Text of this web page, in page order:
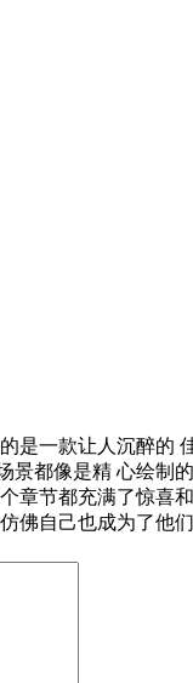
的是一款让人沉醉
景都像是精 心绘制
章节都充满了惊喜
佛自己也成为了他